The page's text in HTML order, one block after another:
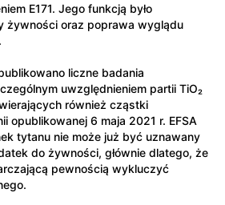
E171. Jego funkcją było
żywności oraz poprawa wyglądu
liczne badania
uwzględnieniem partii TiO₂
również cząstki
opublikowanej 6 maja 2021 r. EFSA
tytanu nie może już być uznawany
do żywności, głównie dlatego, że
pewnością wykluczyć